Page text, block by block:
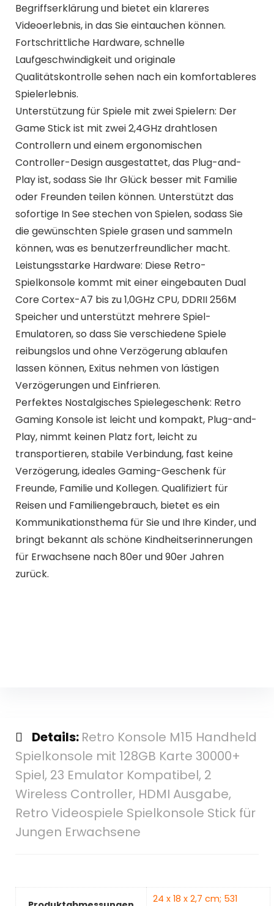
Begriffserklärung und bietet ein klareres
Videoerlebnis, in das Sie eintauchen können.
Fortschrittliche Hardware, schnelle
Laufgeschwindigkeit und originale
Qualitätskontrolle sehen nach ein komfortableres
Spielerlebnis.
Unterstützung für Spiele mit zwei Spielern: Der
Game Stick ist mit zwei 2,4GHz drahtlosen
Controllern und einem ergonomischen
Controller-Design ausgestattet, das Plug-and-
Play ist, sodass Sie Ihr Glück besser mit Familie
oder Freunden teilen können. Unterstützt das
sofortige In See stechen von Spielen, sodass Sie
die gewünschten Spiele grasen und sammeln
können, was es benutzerfreundlicher macht.
Leistungsstarke Hardware: Diese Retro-
Spielkonsole kommt mit einer eingebauten Dual
Core Cortex-A7 bis zu 1,0GHz CPU, DDRII 256M
Speicher und unterstützt mehrere Spiel-
Emulatoren, so dass Sie verschiedene Spiele
reibungslos und ohne Verzögerung ablaufen
lassen können, Exitus nehmen von lästigen
Verzögerungen und Einfrieren.
Perfektes Nostalgisches Spielegeschenk: Retro
Gaming Konsole ist leicht und kompakt, Plug-and-
Play, nimmt keinen Platz fort, leicht zu
transportieren, stabile Verbindung, fast keine
Verzögerung, ideales Gaming-Geschenk für
Freunde, Familie und Kollegen. Qualifiziert für
Reisen und Familiengebrauch, bietet es ein
Kommunikationsthema für Sie und Ihre Kinder, und
bringt bekannt als schöne Kindheitserinnerungen
für Erwachsene nach 80er und 90er Jahren
zurück.
Details: Retro Konsole M15 Handheld
Spielkonsole mit 128GB Karte 30000+
Spiel, 23 Emulator Kompatibel, 2
Wireless Controller, HDMI Ausgabe,
Retro Videospiele Spielkonsole Stick für
Jungen Erwachsene
‎24 x 18 x 2,7 cm; 531